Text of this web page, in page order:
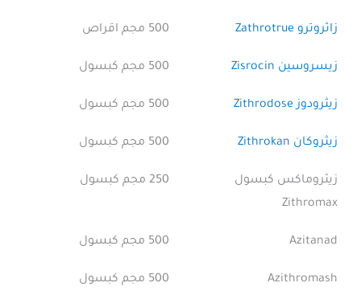
زاثروترو Zathrotrue 500 مجم اقراص
زيسروسين Zisrocin 500 مجم كبسول
زيثرودوز Zithrodose 500 مجم كبسول
زيثروكان Zithrokan 500 مجم كبسول
زيثروماكس كبسول
Zithromax
250 مجم كبسول
Azitanad 500 مجم كبسول
Azithromash 500 مجم كبسول